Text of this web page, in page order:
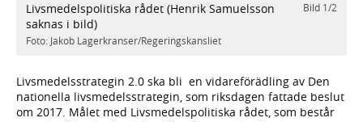
Bild 1/2
Livsmedelspolitiska rådet (Henrik Samuelsson
saknas i bild)
Foto: Jakob Lagerkranser/Regeringskansliet
Livsmedelsstrategin 2.0 ska bli en vidareförädling av Den
nationella livsmedelsstrategin, som riksdagen fattade beslut
om 2017. Målet med Livsmedelspolitiska rådet, som består